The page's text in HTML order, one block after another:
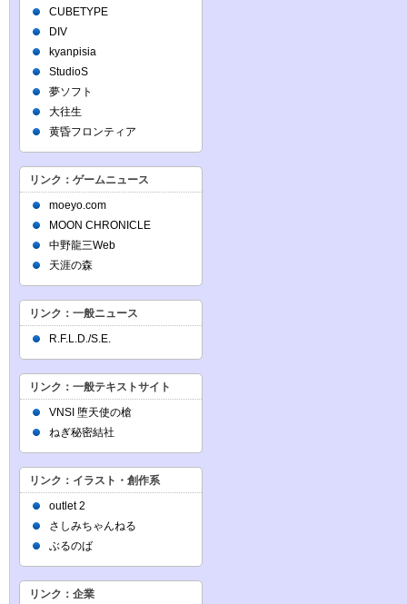
CUBETYPE
DIV
kyanpisia
StudioS
夢ソフト
大往生
黄昏フロンティア
リンク：ゲームニュース
moeyo.com
MOON CHRONICLE
中野龍三Web
天涯の森
リンク：一般ニュース
R.F.L.D./S.E.
リンク：一般テキストサイト
VNSI 堕天使の槍
ねぎ秘密結社
リンク：イラスト・創作系
outlet 2
さしみちゃんねる
ぶるのば
リンク：企業